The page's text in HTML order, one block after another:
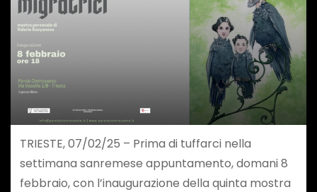
TRIESTE, 07/02/25 – Prima di tuffarci nella
settimana sanremese appuntamento, domani 8
febbraio, con l’inaugurazione della quinta mostra